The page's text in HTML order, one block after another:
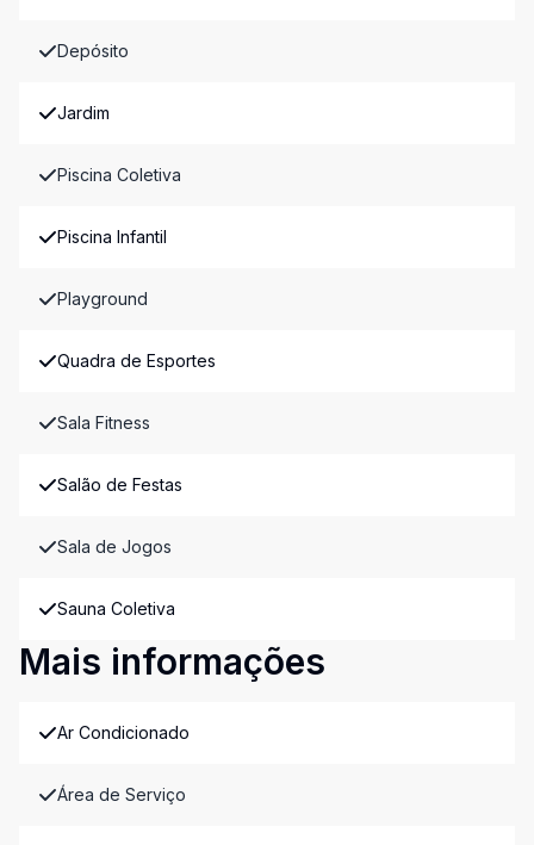
Depósito
Jardim
Piscina Coletiva
Piscina Infantil
Playground
Quadra de Esportes
Sala Fitness
Salão de Festas
Sala de Jogos
Sauna Coletiva
Mais informações
Ar Condicionado
Área de Serviço